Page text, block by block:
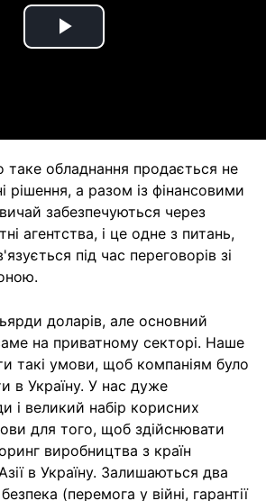
Play
таке обладнання продається не
рішення, а разом із фінансовими
забезпечуються через
агентства, і це одне з питань,
під час переговорів зі
доларів, але основний
на приватному секторі. Наше
такі умови, щоб компаніям було
в Україну. У нас дуже
і великий набір корисних
для того, щоб здійснювати
виробництва з країн
в Україну. Залишаються два
(перемога у війні, гарантії